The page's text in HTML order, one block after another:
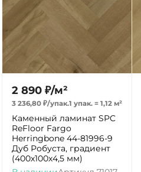
2 890 ₽/м²
3 236,80 ₽/упак.1 упак. = 1,12 м²
Каменный ламинат SPC
ReFloor Fargo
Herringbone 44-81996-9
Дуб Робуста, градиент
(400х100х4,5 мм)